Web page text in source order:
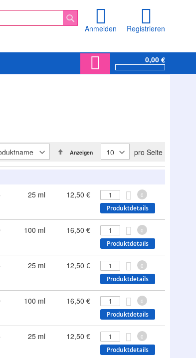
0,00 €
Anmelden Registrieren
Suche
Anzeigen pro Seite
absteigender
Reihenfolge
25 ml 12,50 € 0
Produktdetails
100 ml 16,50 € 0
Produktdetails
25 ml 12,50 € 0
Produktdetails
100 ml 16,50 € 0
Produktdetails
25 ml 12,50 € 0
Produktdetails